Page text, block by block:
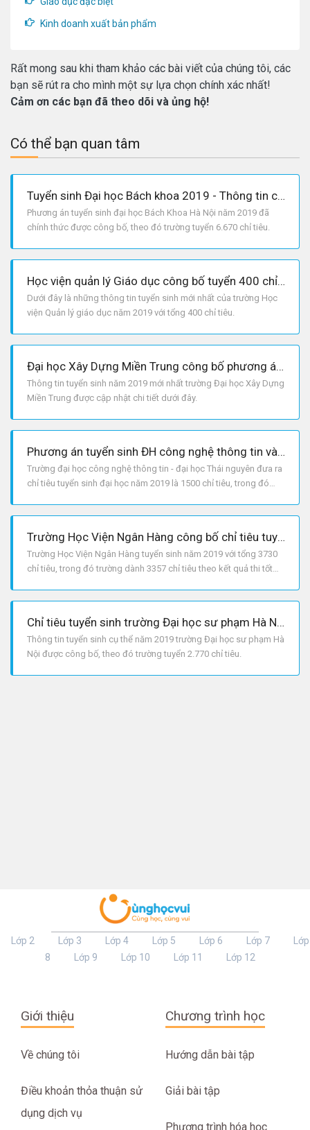
Kinh doanh xuất bản phẩm
Rất mong sau khi tham khảo các bài viết của chúng tôi, các
bạn sẽ rút ra cho mình một sự lựa chọn chính xác nhất!
Cảm ơn các bạn đã theo dõi và ủng hộ!
Có thể bạn quan tâm
Tuyển sinh Đại học Bách khoa 2019 - Thông tin cần biết
Phương án tuyển sinh đại học Bách Khoa Hà Nội năm 2019 đã
chính thức được công bố, theo đó trường tuyển 6.670 chỉ tiêu.
Học viện quản lý Giáo dục công bố tuyển 400 chỉ tiêu cho năm 2019
Dưới đây là những thông tin tuyển sinh mới nhất của trường Học
viện Quản lý giáo dục năm 2019 với tổng 400 chỉ tiêu.
Đại học Xây Dựng Miền Trung công bố phương án tuyển sinh năm 2019
Thông tin tuyển sinh năm 2019 mới nhất trường Đại học Xây Dựng
Miền Trung được cập nhật chi tiết dưới đây.
Phương án tuyển sinh ĐH công nghệ thông tin và truyền thông - ĐH Thái Nguyên 2019
Trường đại học công nghệ thông tin - đại học Thái nguyên đưa ra
chỉ tiêu tuyển sinh đại học năm 2019 là 1500 chỉ tiêu, trong đó
Trường Học Viện Ngân Hàng công bố chỉ tiêu tuyển sinh năm 2019
Trường Học Viện Ngân Hàng tuyển sinh năm 2019 với tổng 3730
chỉ tiêu, trong đó trường dành 3357 chỉ tiêu theo kết quả thi tốt
Chỉ tiêu tuyển sinh trường Đại học sư phạm Hà Nội năm 2019
Thông tin tuyển sinh cụ thể năm 2019 trường Đại học sư phạm Hà
Nội được công bố, theo đó trường tuyển 2.770 chỉ tiêu.
Lớp 2 Lớp 3 Lớp 4 Lớp 5 Lớp 6 Lớp 7
Lớp
8
Lớp 9 Lớp 10 Lớp 11 Lớp 12
Giới thiệu
Về chúng tôi
Điều khoản thỏa thuận sử
dụng dịch vụ
Chương trình học
Hướng dẫn bài tập
Giải bài tập
Phương trình hóa học